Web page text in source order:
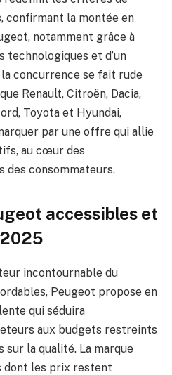
confirmant la montée en
notamment grâce à
technologiques et d’un
concurrence se fait rude
Renault, Citroën, Dacia,
Toyota et Hyundai,
par une offre qui allie
au cœur des
des consommateurs.
accessibles et
incontournable du
Peugeot propose en
qui séduira
aux budgets restreints
sur la qualité. La marque
dont les prix restent